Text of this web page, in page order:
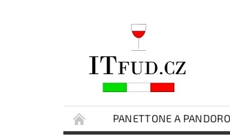
PANETTONE A PANDORO